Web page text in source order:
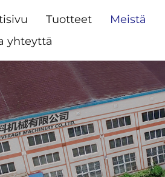
Tuotteet Meistä
yhteyttä